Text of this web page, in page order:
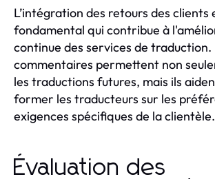
L’intégration des retours des clients
fondamental qui contribue à
continue des services de traduction.
commentaires permettent non
les traductions futures, mais ils
former les traducteurs sur les
exigences spécifiques de la clientèle.
Évaluation des